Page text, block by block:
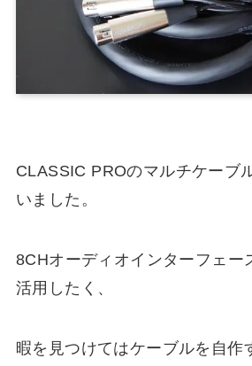
CLASSIC PROのマルチケーブ
いました。
8CHオーディオインターフェー
活用したく、
暇を見つけてはケーブルを自作